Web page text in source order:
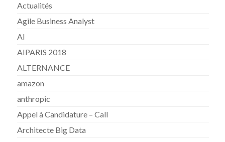
Actualités
Agile Business Analyst
AI
AIPARIS 2018
ALTERNANCE
amazon
anthropic
Appel à Candidature – Call
Architecte Big Data